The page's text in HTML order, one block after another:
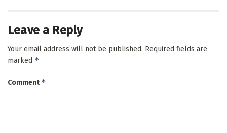
Leave a Reply
Your email address will not be published. Required fields are
marked *
Comment*